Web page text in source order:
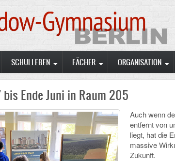
SCHULLEBEN FÄCHER ORGANISATION
Ende Juni in Raum 205
Auch wenn
entfernt von
liegt, hat die
massive
Zukunft.